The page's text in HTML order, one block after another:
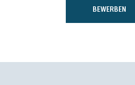
BEWERBEN